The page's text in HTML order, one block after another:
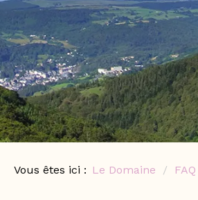
Vous êtes ici : Le Domaine FAQ